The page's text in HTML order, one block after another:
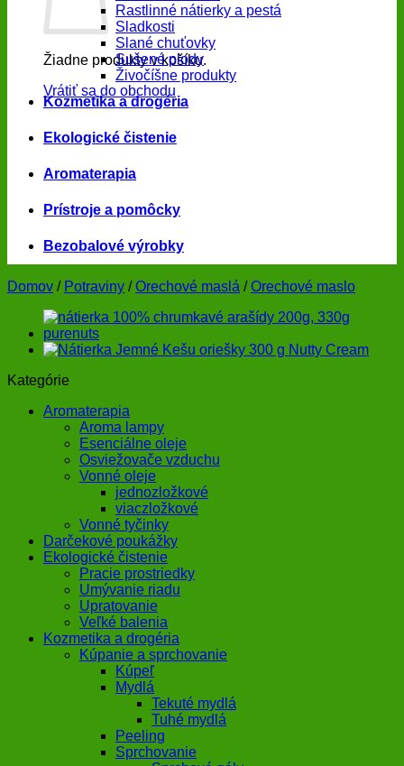
Žiadne produkty v košíku.
Vrátiť sa do obchodu
Rastlinné nátierky a pestá
Sladkosti
Slané chuťovky
Sušené plody
Živočíšne produkty
Kozmetika a drogéria
Ekologické čistenie
Aromaterapia
Prístroje a pomôcky
Bezobalové výrobky
Domov / Potraviny / Orechové maslá / Orechové maslo
Kategórie
Aromaterapia
Aroma lampy
Esenciálne oleje
Osviežovače vzduchu
Vonné oleje
jednozložkové
viaczložkové
Vonné tyčinky
Darčekové poukážky
Ekologické čistenie
Pracie prostriedky
Umývanie riadu
Upratovanie
Veľké balenia
Kozmetika a drogéria
Kúpanie a sprchovanie
Kúpeľ
Mydlá
Tekuté mydlá
Tuhé mydlá
Peeling
Sprchovanie